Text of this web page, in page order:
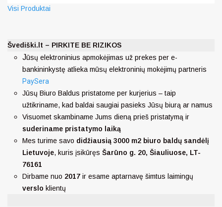
Visi Produktai
Švediški.lt – PIRKITE BE RIZIKOS
Jūsų elektroninius apmokėjimas už prekes per e-
bankininkystę atlieka mūsų elektroninių mokėjimų partneris
PaySera
Jūsų Biuro Baldus pristatome per kurjerius – taip
užtikriname, kad baldai saugiai pasieks Jūsų biurą ar namus
Visuomet skambiname Jums dieną prieš pristatymą ir
suderiname pristatymo laiką
Mes turime savo didžiausią 3000 m2 biuro baldų sandėlį
Lietuvoje, kuris įsikūręs Šarūno g. 20, Šiauliuose, LT-
76161
Dirbame nuo 2017 ir esame aptarnavę šimtus laimingų
verslo klientų